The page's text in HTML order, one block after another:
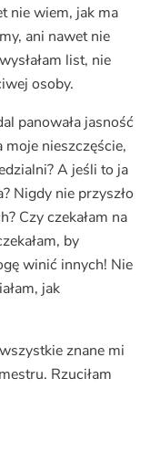
nie wiem, jak ma
ani nawet nie
list, nie
osoby.
panowała jasność
nieszczęście,
A jeśli to ja
Nigdy nie przyszło
Czy czekałam na
by
winić innych! Nie
jak
znane mi
Rzuciłam